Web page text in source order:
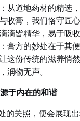
：从道地药材的精选
收膏，我们恪守匠
滴皆精华，易于吸收
膏方的妙处在于其
这份传统的滋养悄
润物无声。
于内在的和谐
的关照，便会展现